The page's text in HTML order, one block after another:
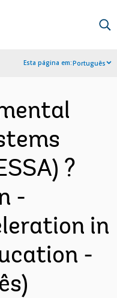
Esta página em:Português
?
-
in
-